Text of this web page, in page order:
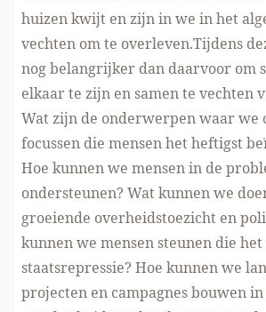
huizen kwijt en zijn in we in het
vechten om te overleven.Tijdens
nog belangrijker dan daarvoor om
elkaar te zijn en samen te vechten
Wat zijn de onderwerpen waar we
focussen die mensen het heftigst
Hoe kunnen we mensen in de
ondersteunen? Wat kunnen we
groeiende overheidstoezicht en
kunnen we mensen steunen die
staatsrepressie? Hoe kunnen we
projecten en campagnes bouwen